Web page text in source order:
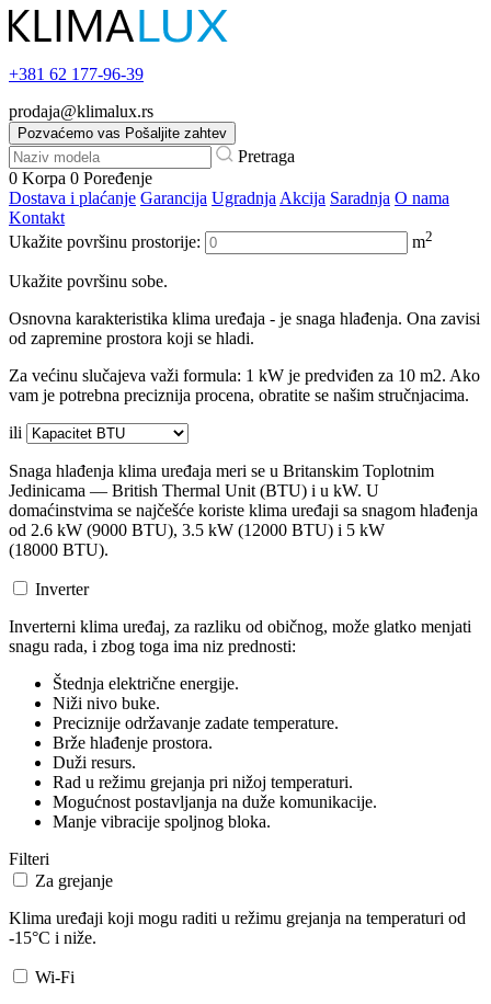
+381 62 177-96-39
prodaja@klimalux.rs
Pozvaćemo vas Pošaljite zahtev
Pretraga
0 Korpa 0 Poređenje
Dostava i plaćanje Garancija Ugradnja Akcija Saradnja O nama
Kontakt
Ukažite površinu prostorije:
m2
Ukažite površinu sobe.
Osnovna karakteristika klima uređaja - je snaga hlađenja. Ona zavisi
od zapremine prostora koji se hladi.
Za većinu slučajeva važi formula: 1 kW je predviđen za 10 m2. Ako
vam je potrebna preciznija procena, obratite se našim stručnjacima.
ili
Snaga hlađenja klima uređaja meri se u Britanskim Toplotnim
Jedinicama — British Thermal Unit (BTU) i u kW. U
domaćinstvima se najčešće koriste klima uređaji sa snagom hlađenja
od 2.6 kW (9000 BTU), 3.5 kW (12000 BTU) i 5 kW
(18000 BTU).
Inverter
Inverterni klima uređaj, za razliku od običnog, može glatko menjati
snagu rada, i zbog toga ima niz prednosti:
Štednja električne energije.
Niži nivo buke.
Preciznije održavanje zadate temperature.
Brže hlađenje prostora.
Duži resurs.
Rad u režimu grejanja pri nižoj temperaturi.
Mogućnost postavljanja na duže komunikacije.
Manje vibracije spoljnog bloka.
Filteri
Za grejanje
Klima uređaji koji mogu raditi u režimu grejanja na temperaturi od
-15°C i niže.
Wi-Fi